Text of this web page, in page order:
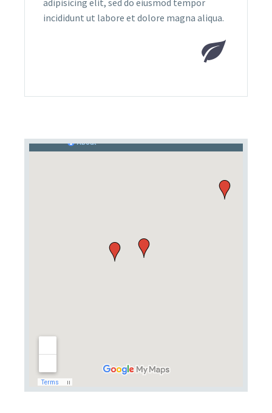
adipisicing elit, sed do eiusmod tempor
incididunt ut labore et dolore magna aliqua.

